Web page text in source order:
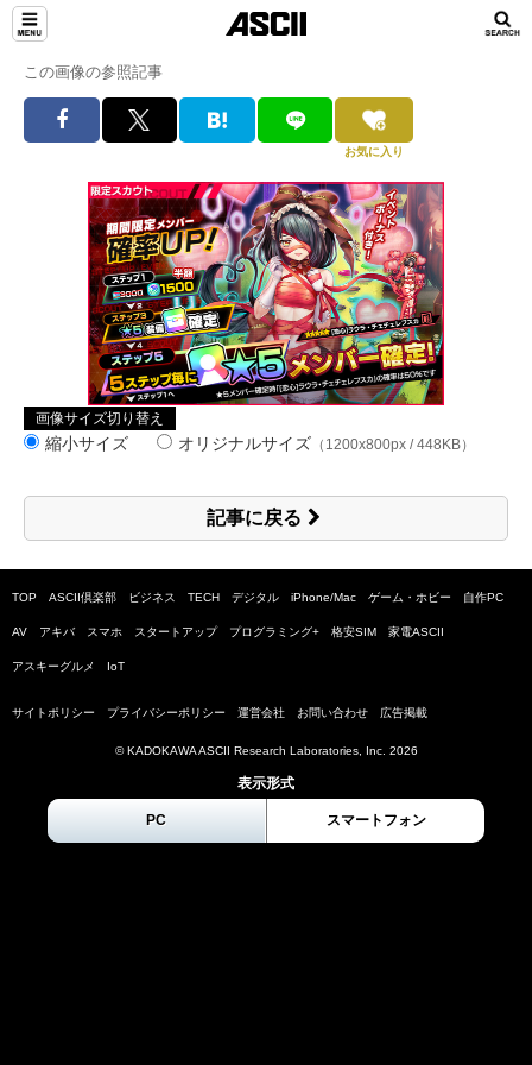
この画像の参照記事
お気に入り
画像サイズ切り替え
縮小サイズ オリジナルサイズ （1200x800px / 448KB）
記事に戻る
TOP ASCII倶楽部 ビジネス TECH デジタル iPhone/Mac ゲーム・ホビー 自作PC
AV アキバ スマホ スタートアップ プログラミング+ 格安SIM 家電ASCII
アスキーグルメ IoT
サイトポリシー プライバシーポリシー 運営会社 お問い合わせ 広告掲載
© KADOKAWA ASCII Research Laboratories, Inc. 2026
表示形式
PC スマートフォン